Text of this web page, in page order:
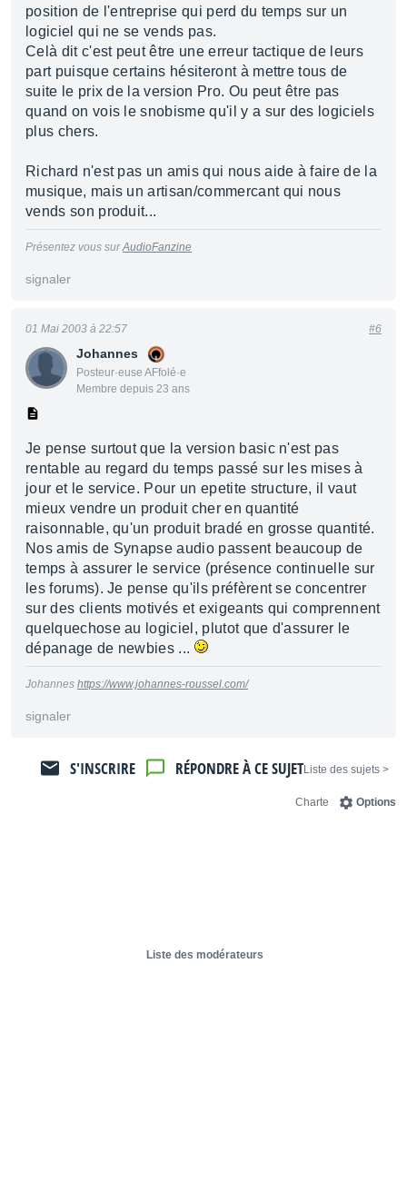
position de l'entreprise qui perd du temps sur un
logiciel qui ne se vends pas.
Celà dit c'est peut être une erreur tactique de leurs
part puisque certains hésiteront à mettre tous de
suite le prix de la version Pro. Ou peut être pas
quand on vois le snobisme qu'il y a sur des logiciels
plus chers.
Richard n'est pas un amis qui nous aide à faire de la
musique, mais un artisan/commercant qui nous
vends son produit...
Présentez vous surAudioFanzine
signaler
Johannes
Posteur·euse AFfolé·e
Membre depuis 23 ans
01 Mai 2003 à 22:57 #6
Je pense surtout que la version basic n'est pas
rentable au regard du temps passé sur les mises à
jour et le service. Pour un epetite structure, il vaut
mieux vendre un produit cher en quantité
raisonnable, qu'un produit bradé en grosse quantité.
Nos amis de Synapse audio passent beaucoup de
temps à assurer le service (présence continuelle sur
les forums). Je pense qu'ils préfèrent se concentrer
sur des clients motivés et exigeants qui comprennent
quelquechose au logiciel, plutot que d'assurer le
dépanage de newbies ...
Johannes https://www.johannes-roussel.com/
signaler
< Liste des sujets
RÉPONDRE À CE SUJET
S'INSCRIRE
Options
Charte
Liste des modérateurs